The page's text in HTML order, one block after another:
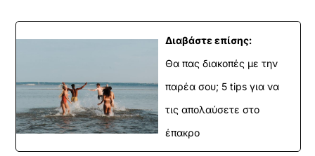
Διαβάστε επίσης:
Θα πας διακοπές με την
παρέα σου; 5 tips για να
τις απολαύσετε στο
έπακρο